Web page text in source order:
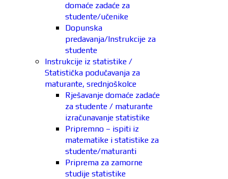
domaće zadaće za
studente/učenike
Dopunska
predavanja/Instrukcije za
studente
Instrukcije iz statistike /
Statistička podučavanja za
maturante, srednjoškolce
Rješavanje domaće zadaće
za studente / maturante
izračunavanje statistike
Pripremno – ispiti iz
matematike i statistike za
studente/maturanti
Priprema za zamorne
studije statistike